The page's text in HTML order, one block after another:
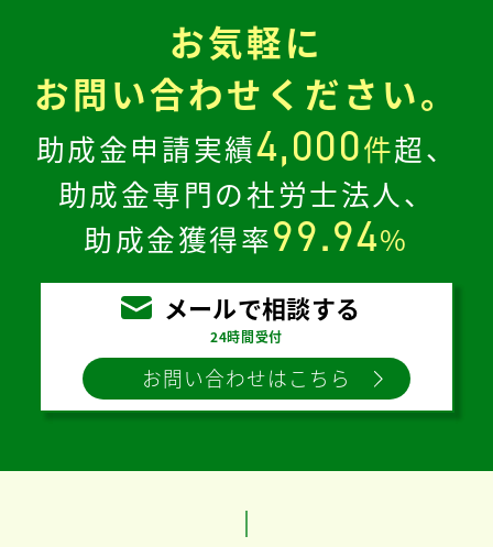
お気軽に
お問い合わせください。
助成金申請実績4,000件超、
助成金専門の社労士法人、
助成金獲得率99.94%
メールで相談する
24時間受付
お問い合わせはこちら